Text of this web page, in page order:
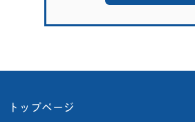
トップページ